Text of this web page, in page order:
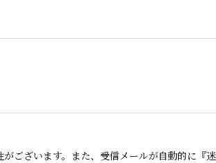
ざいます。また、受信メールが自動的に『